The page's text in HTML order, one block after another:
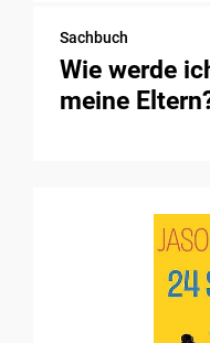
Sachbuch
Wie werde
meine